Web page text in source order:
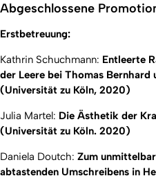
Abgeschlossene
Erstbetreuung:
Kathrin Schuchmann: Entleerte
der Leere bei Thomas Bernhard
(Universität zu Köln, 2020)
Julia Martel: Die Ästhetik der
(Universität zu Köln. 2020)
Daniela Doutch: Zum
abtastenden Umschreibens in